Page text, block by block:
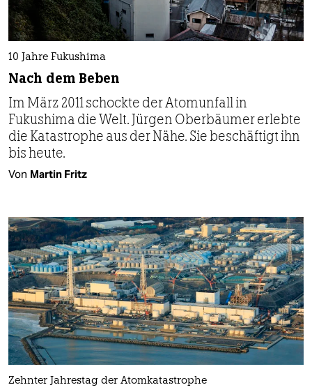
10 Jahre Fukushima
Nach dem Beben
Im März 2011 schockte der Atomunfall in
Fukushima die Welt. Jürgen Ober­bäumer erlebte
die Katastrophe aus der Nähe. Sie beschäftigt ihn
bis heute.
Von Martin Fritz
Zehnter Jahrestag der Atomkatastrophe